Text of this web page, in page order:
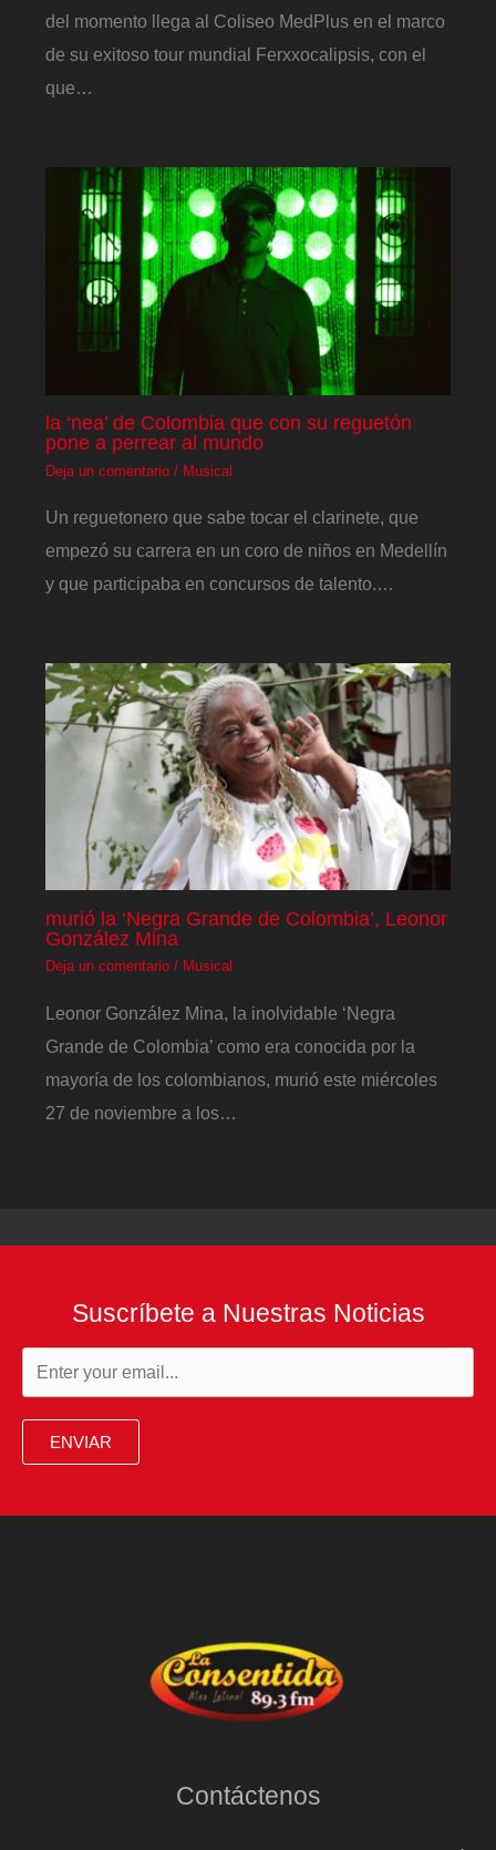
del momento llega al Coliseo MedPlus en el marco
de su exitoso tour mundial Ferxxocalipsis, con el
que…
la ‘nea’ de Colombia que con su reguetón
pone a perrear al mundo
Deja un comentario / Musical
Un reguetonero que sabe tocar el clarinete, que
empezó su carrera en un coro de niños en Medellín
y que participaba en concursos de talento.…
murió la ‘Negra Grande de Colombia’, Leonor
González Mina
Deja un comentario / Musical
Leonor González Mina, la inolvidable ‘Negra
Grande de Colombia’ como era conocida por la
mayoría de los colombianos, murió este miércoles
27 de noviembre a los…
Suscríbete a Nuestras Noticias
ENVIAR
Contáctenos